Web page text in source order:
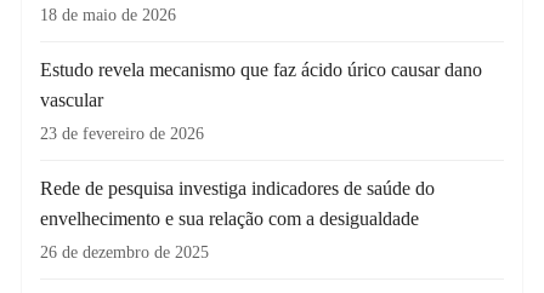
18 de maio de 2026
Estudo revela mecanismo que faz ácido úrico causar dano
vascular
23 de fevereiro de 2026
Rede de pesquisa investiga indicadores de saúde do
envelhecimento e sua relação com a desigualdade
26 de dezembro de 2025